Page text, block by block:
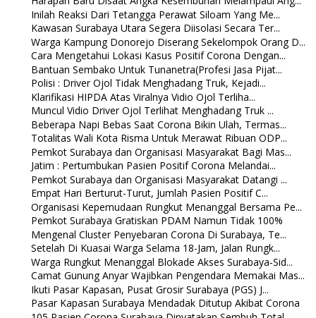
Inilah Reaksi Dari Tetangga Perawat Siloam Yang Me...
Kawasan Surabaya Utara Segera Diisolasi Secara Ter...
Warga Kampung Donorejo Diserang Sekelompok Orang D...
Cara Mengetahui Lokasi Kasus Positif Corona Dengan...
Bantuan Sembako Untuk Tunanetra(Profesi Jasa Pijat...
Polisi : Driver Ojol Tidak Menghadang Truk, Kejadi...
Klarifikasi HIPDA Atas Viralnya Vidio Ojol Terliha...
Muncul Vidio Driver Ojol Terlihat Menghadang Truk ...
Beberapa Napi Bebas Saat Corona Bikin Ulah, Termas...
Totalitas Wali Kota Risma Untuk Merawat Ribuan ODP...
Pemkot Surabaya dan Organisasi Masyarakat Bagi Mas...
Jatim : Pertumbukan Pasien Positif Corona Melandai...
Pemkot Surabaya dan Organisasi Masyarakat Datangi ...
Empat Hari Berturut-Turut, Jumlah Pasien Positif C...
Organisasi Kepemudaan Rungkut Menanggal Bersama Pe...
Pemkot Surabaya Gratiskan PDAM Namun Tidak 100%
Mengenal Cluster Penyebaran Corona Di Surabaya, Te...
Setelah Di Kuasai Warga Selama 18-Jam, Jalan Rungk...
Warga Rungkut Menanggal Blokade Akses Surabaya-Sid...
Camat Gunung Anyar Wajibkan Pengendara Memakai Mas...
Ikuti Pasar Kapasan, Pusat Grosir Surabaya (PGS) J...
Pasar Kapasan Surabaya Mendadak Ditutup Akibat Corona